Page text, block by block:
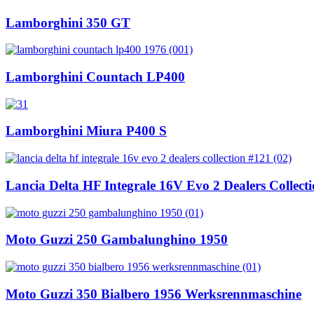
Lamborghini 350 GT
Lamborghini Countach LP400
Lamborghini Miura P400 S
Lancia Delta HF Integrale 16V Evo 2 Dealers
Moto Guzzi 250 Gambalunghino 1950
Moto Guzzi 350 Bialbero 1956 Werksrennmaschine